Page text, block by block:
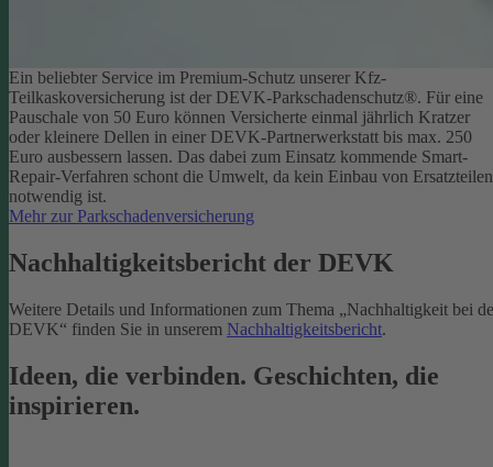
Ein beliebter Service im Premium-Schutz unserer Kfz-
Teilkaskoversicherung ist der DEVK-Parkschadenschutz®. Für eine
Pauschale von 50 Euro können Versicherte einmal jährlich Kratzer
oder kleinere Dellen in einer DEVK-Partnerwerkstatt bis max. 250
Euro ausbessern lassen. Das dabei zum Einsatz kommende Smart-
Repair-Verfahren schont die Umwelt, da kein Einbau von Ersatzteilen
notwendig ist.
Mehr zur Parkschadenversicherung
Nachhaltigkeitsbericht der DEVK
Weitere Details und Informationen zum Thema „Nachhaltigkeit bei
DEVK“ finden Sie in unserem Nachhaltigkeitsbericht.
Ideen, die verbinden. Geschichten, die
inspirieren.